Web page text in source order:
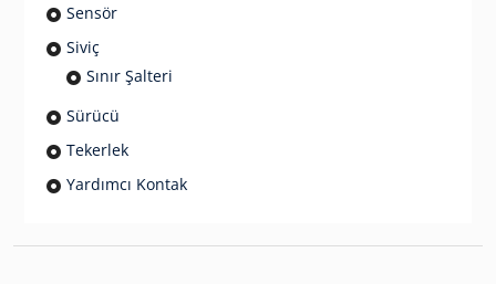
Sensör
Siviç
Sınır Şalteri
Sürücü
Tekerlek
Yardımcı Kontak